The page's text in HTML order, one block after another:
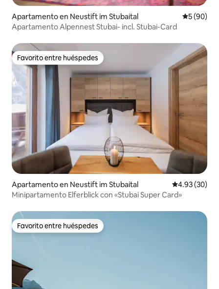
Apartamento en Neustift im Stubaital
5 (90)
Apartamento Alpennest Stubai- incl. Stubai-Card
Favorito entre huéspedes
Favorito entre huéspedes
Apartamento en Neustift im Stubaital Calificación
4.93 (30)
Minipartamento Elferblick con «Stubai Super Card»
Favorito entre huéspedes
Favorito entre huéspedes